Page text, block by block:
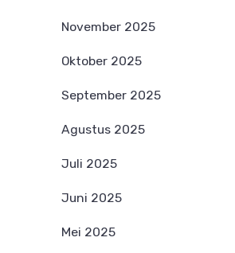
November 2025
Oktober 2025
September 2025
Agustus 2025
Juli 2025
Juni 2025
Mei 2025